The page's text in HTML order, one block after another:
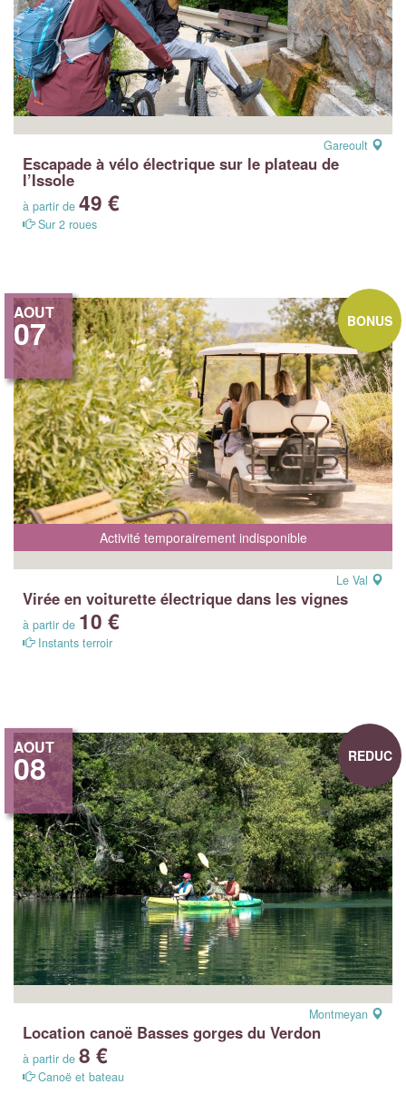
Gareoult
Escapade à vélo électrique sur le plateau de
l’Issole
à partir de 49 €
Sur 2 roues
Activité temporairement indisponible
Le Val
Virée en voiturette électrique dans les vignes
à partir de 10 €
Instants terroir
AOUT
07 BONUS
Montmeyan
Location canoë Basses gorges du Verdon
à partir de 8 €
Canoë et bateau
AOUT
08 REDUC